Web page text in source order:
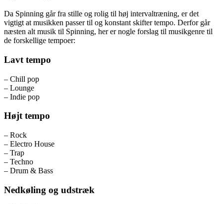
Da Spinning går fra stille og rolig til høj intervaltræning, er det
vigtigt at musikken passer til og konstant skifter tempo. Derfor går
næsten alt musik til Spinning, her er nogle forslag til musikgenre til
de forskellige tempoer:
Lavt tempo
– Chill pop
– Lounge
– Indie pop
Højt tempo
– Rock
– Electro House
– Trap
– Techno
– Drum & Bass
Nedkøling og udstræk